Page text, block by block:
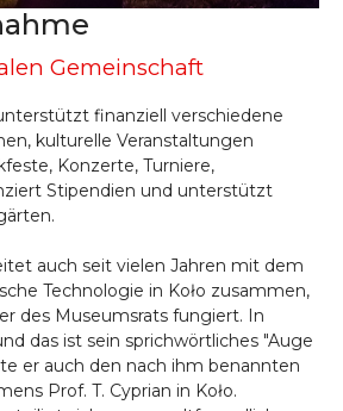
Gemeinschaft
finanziell verschiedene
kulturelle Veranstaltungen
Konzerte, Turniere,
Stipendien und unterstützt
auch seit vielen Jahren mit dem
Technologie in Koło zusammen,
des Museumsrats fungiert. In
das ist sein sprichwörtliches "Auge
er auch den nach ihm benannten
Prof. T. Cyprian in Koło.